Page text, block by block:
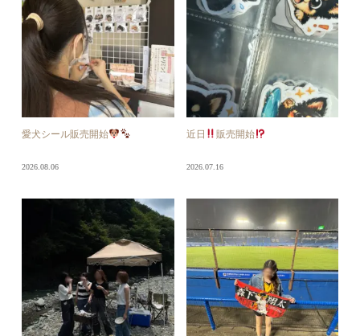
愛犬シール販売開始
2026.08.06
近日 販売開始
2026.07.16